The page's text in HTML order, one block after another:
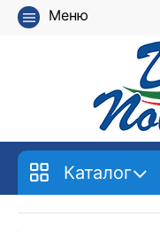
Меню
Каталог